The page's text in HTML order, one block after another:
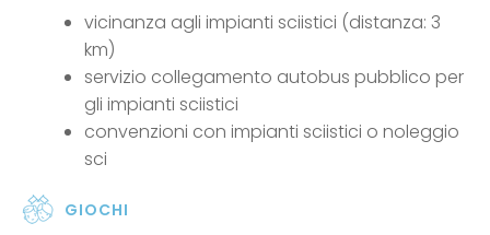
vicinanza agli impianti sciistici (distanza: 3
km)
servizio collegamento autobus pubblico per
gli impianti sciistici
convenzioni con impianti sciistici o noleggio
sci
GIOCHI